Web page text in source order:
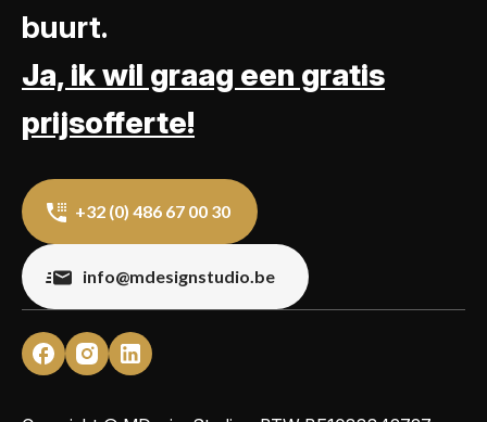
buurt.
Ja, ik wil graag een gratis
prijsofferte!
+32 (0) 486 67 00 30
info@mdesignstudio.be